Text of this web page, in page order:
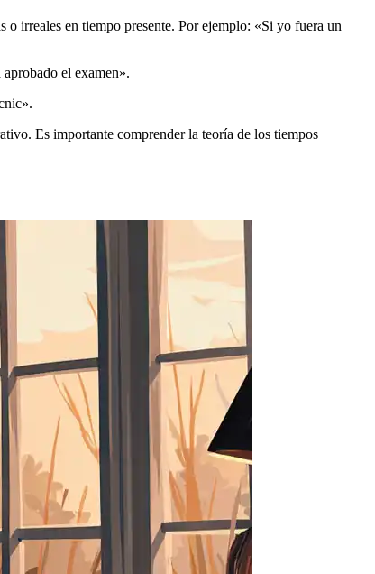
irreales en tiempo presente. Por ejemplo: «Si yo fuera un
el examen».
Es importante comprender la teoría de los tiempos